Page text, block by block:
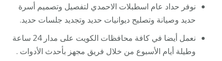
نوفر حداد عام اسطبلات الاحمدي لتفصيل وتصميم أسرة
حديد وصيانة وتصليح ديوانيات حديد وتجديد جلسات حديد.
نعمل أيضا في كافة محافظات الكويت على مدار 24 ساعة
وطيلة أيام الأسبوع من خلال فريق مجهز بأحدث الأدوات .